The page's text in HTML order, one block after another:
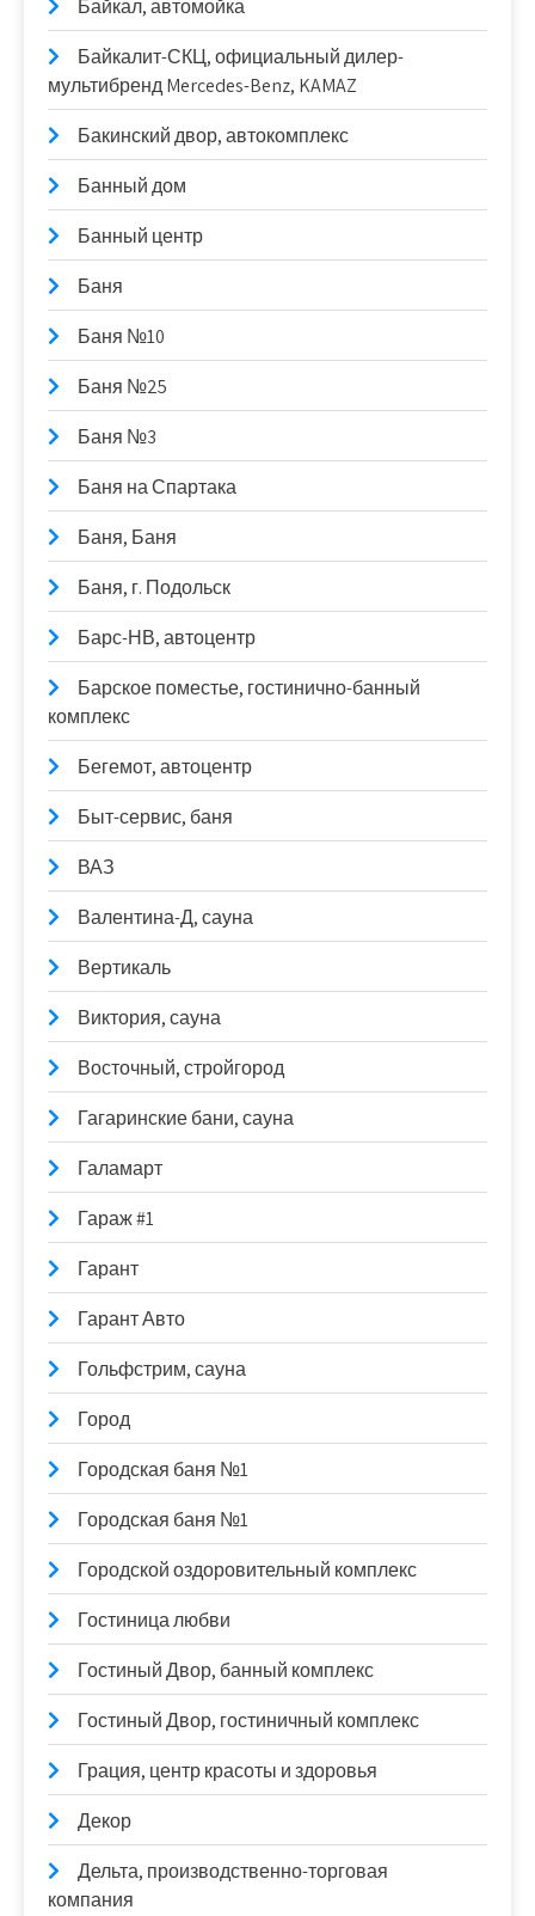
Байкал, автомойка
Байкалит-СКЦ, официальный дилер-
мультибренд Mercedes-Benz, KAMAZ
Бакинский двор, автокомплекс
Банный дом
Банный центр
Баня
Баня №10
Баня №25
Баня №3
Баня на Спартака
Баня, Баня
Баня, г. Подольск
Барс-НВ, автоцентр
Барское поместье, гостинично-банный
комплекс
Бегемот, автоцентр
Быт-сервис, баня
ВАЗ
Валентина-Д, сауна
Вертикаль
Виктория, сауна
Восточный, стройгород
Гагаринские бани, сауна
Галамарт
Гараж #1
Гарант
Гарант Авто
Гольфстрим, сауна
Город
Городская баня №1
Городская баня №1
Городской оздоровительный комплекс
Гостиница любви
Гостиный Двор, банный комплекс
Гостиный Двор, гостиничный комплекс
Грация, центр красоты и здоровья
Декор
Дельта, производственно-торговая
компания